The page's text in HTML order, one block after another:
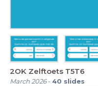
2OK Zelftoets T5T6
March 2026- 40 slides